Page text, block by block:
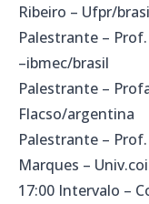
Ribeiro – Ufpr/
Palestrante –
–ibmec/brasil
Palestrante –
Flacso/argentina
Palestrante –
Marques –
17:00 Intervalo –